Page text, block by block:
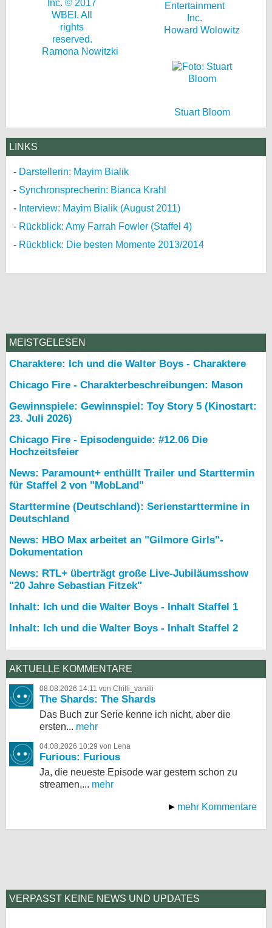
Ramona Nowitzki
Howard Wolowitz
Stuart Bloom
LINKS
Darstellerin: Mayim Bialik
Synchronsprecherin: Bianca Krahl
Interview: Mayim Bialik (August 2011)
Rückblick: Amy Farrah Fowler (Staffel 4)
Rückblick: Die besten Momente 2013/2014
MEISTGELESEN
Charaktere: Ich und die Walter Boys - Charaktere
Chicago Fire - Charakterbeschreibungen: Mason
Gewinnspiele: Gewinnspiel: Toy Story 5 (Kinostart:
23. Juli 2026)
Chicago Fire - Episodenguide: #12.06 Die
Hochzeitsfeier
News: Paramount+ enthüllt Trailer und Starttermin
für Staffel 2 von "MobLand"
Starttermine (Deutschland): Serienstarttermine in
Deutschland
News: HBO Max arbeitet an "Gilmore Girls"-
Dokumentation
News: RTL+ überträgt große Live-Jubiläumsshow
"20 Jahre Sebastian Fitzek"
Inhalt: Ich und die Walter Boys - Inhalt Staffel 1
Inhalt: Ich und die Walter Boys - Inhalt Staffel 2
AKTUELLE KOMMENTARE
08.08.2026 14:11 von Chilli_vanilli
The Shards: The Shards
Das Buch zur Serie kenne ich nicht, aber die
ersten... mehr
04.08.2026 10:29 von Lena
Furious: Furious
Ja, die neueste Episode war gestern schon zu
streamen,... mehr
mehr Kommentare
VERPASST KEINE NEWS UND UPDATES